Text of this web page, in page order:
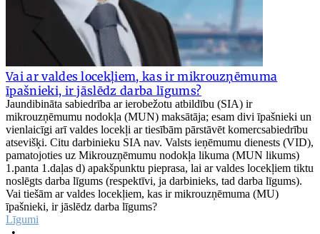
Vai ar valdes locekļiem, kas ir mikrouzņēmuma
īpašnieki, ir jāslēdz darba līgums?
Jaundibināta sabiedrība ar ierobežotu atbildību (SIA) ir
mikrouzņēmumu nodokļa (MUN) maksātāja; esam divi īpašnieki un
vienlaicīgi arī valdes locekļi ar tiesībām pārstāvēt komercsabiedrību
atsevišķi. Citu darbinieku SIA nav. Valsts ieņēmumu dienests (VID),
pamatojoties uz Mikrouzņēmumu nodokļa likuma (MUN likums)
1.panta 1.daļas d) apakšpunktu pieprasa, lai ar valdes locekļiem tiktu
noslēgts darba līgums (respektīvi, ja darbinieks, tad darba līgums).
Vai tiešām ar valdes locekļiem, kas ir mikrouzņēmuma (MU)
īpašnieki, ir jāslēdz darba līgums?
Līgumi